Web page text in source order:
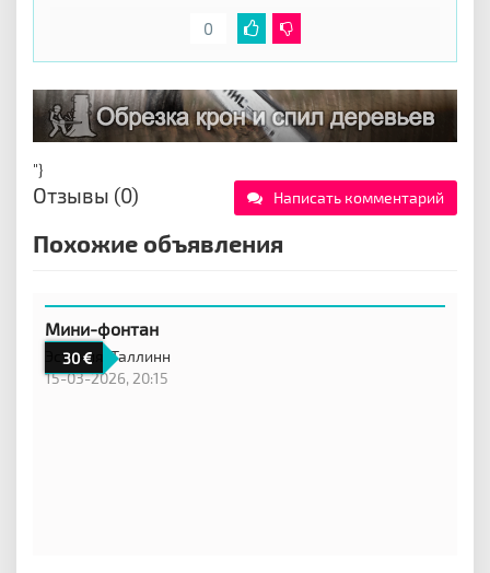
0
"}
Отзывы (0) Написать комментарий
Похожие объявления
30
Мини-фонтан
Эстония,Таллинн
15-03-2026, 20:15